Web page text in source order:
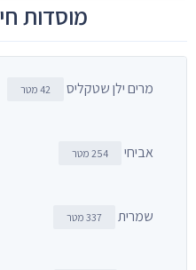
מוסדות
מרים ילן שטקליס 42 מטר
אביחי 254 מטר
שמרית 337 מטר